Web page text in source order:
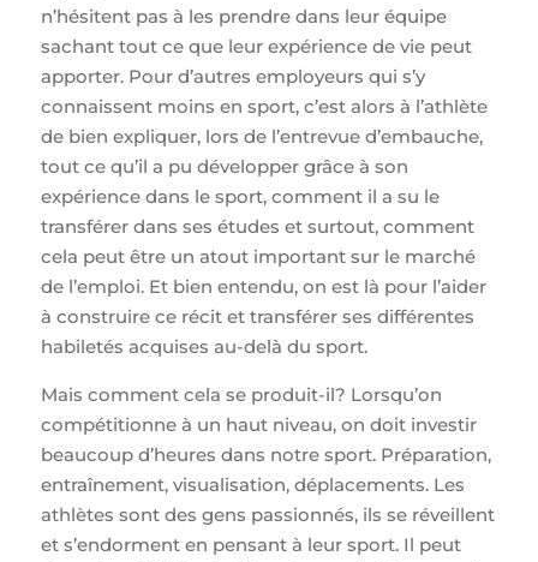
n’hésitent pas à les prendre dans leur équipe
sachant tout ce que leur expérience de vie peut
apporter. Pour d’autres employeurs qui s’y
connaissent moins en sport, c’est alors à l’athlète
de bien expliquer, lors de l’entrevue d’embauche,
tout ce qu’il a pu développer grâce à son
expérience dans le sport, comment il a su le
transférer dans ses études et surtout, comment
cela peut être un atout important sur le marché
de l’emploi. Et bien entendu, on est là pour l’aider
à construire ce récit et transférer ses différentes
habiletés acquises au-delà du sport.
Mais comment cela se produit-il? Lorsqu’on
compétitionne à un haut niveau, on doit investir
beaucoup d’heures dans notre sport. Préparation,
entraînement, visualisation, déplacements. Les
athlètes sont des gens passionnés, ils se réveillent
et s’endorment en pensant à leur sport. Il peut